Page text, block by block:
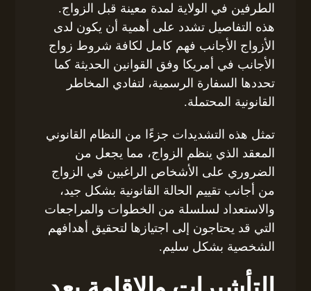
الطرفين في الولاية لمدة معينة قبل الزواج.
هذه التفاصيل تشدد على أهمية أن يكون لدى
الأزواج الأجانب فهم كامل لكافة شروط زواج
الأجانب في أمريكا وفق القوانين الحديثة كما
تحددها السفارة الرسمية، لتفادي المخاطر
القانونية المحتملة.
تمثل هذه التشديدات جزءًا من النظام القانوني
المعقد الذي ينظم الزواج، مما يجعل من
الضروري على الأشخاص الراغبين في الزواج
من أجانب تقييم الحالة القانونية بشكل جيد،
والاستعداد لسلسلة من الخطوات والمراجعات
التي قد يحتاجون إلى اجتيازها لتحقيق أهدافهم
الشخصية بشكل سليم.